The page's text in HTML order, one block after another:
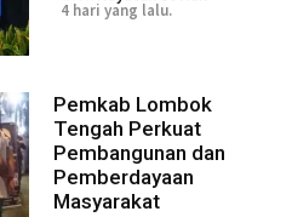
4 hari yang lalu.
Pemkab Lombok
Tengah Perkuat
Pembangunan dan
Pemberdayaan
Masyarakat